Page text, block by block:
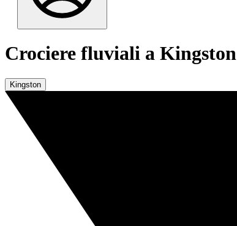
Crociere fluviali a Kingston
Kingston